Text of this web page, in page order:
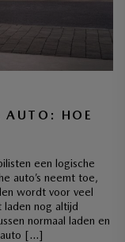
AUTO: HOE
een logische
auto’s neemt toe,
wordt voor veel
laden nog altijd
normaal laden en
auto […]